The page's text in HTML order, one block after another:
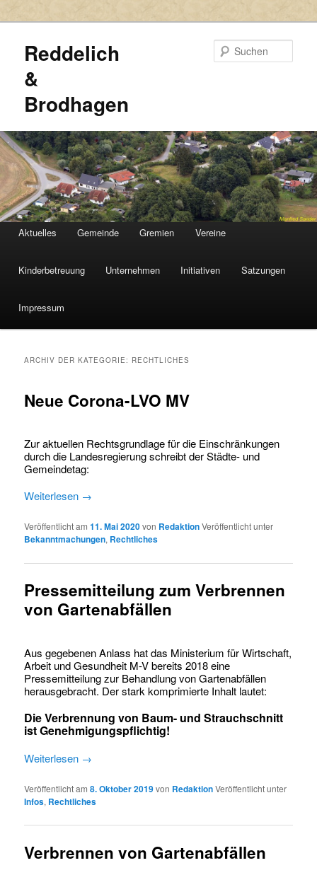
Reddelich
&
Brodhagen
HAUPTMENÜ
Zum
primären
Inhalt
Zum
sekundären
Inhalt
Aktuelles Gemeinde Gremien Vereine
Kinderbetreuung Unternehmen Initiativen Satzungen
Impressum
ARCHIV DER KATEGORIE: RECHTLICHES
Neue Corona-LVO MV
Zur aktuellen Rechtsgrundlage für die Einschränkungen
durch die Landesregierung schreibt der Städte- und
Gemeindetag:
Weiterlesen →
Veröffentlicht am11. Mai 2020von RedaktionVeröffentlicht unter
Bekanntmachungen, Rechtliches
Pressemitteilung zum Verbrennen
von Gartenabfällen
Aus gegebenen Anlass hat das Ministerium für Wirtschaft,
Arbeit und Gesundheit M-V bereits 2018 eine
Pressemitteilung zur Behandlung von Gartenabfällen
herausgebracht. Der stark komprimierte Inhalt lautet:
Die Verbrennung von Baum- und Strauchschnitt
ist Genehmigungspflichtig!
Weiterlesen →
Veröffentlicht am8. Oktober 2019von RedaktionVeröffentlicht unter
Infos, Rechtliches
Verbrennen von Gartenabfällen